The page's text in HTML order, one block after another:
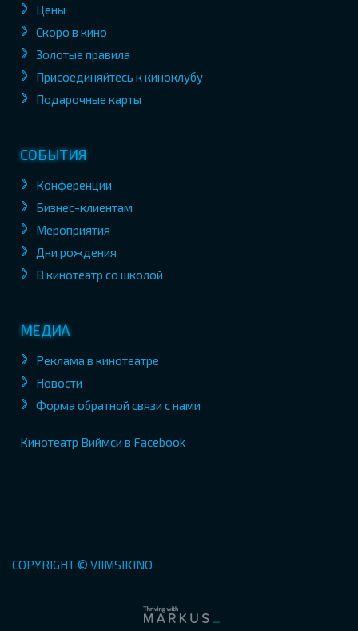
Цены
Скоро в кино
Золотые правила
Присоединяйтесь к киноклубу
Подарочные карты
СОБЫТИЯ
Конференции
Бизнес-клиентам
Мероприятия
Дни рождения
В кинотеатр со школой
МЕДИА
Реклама в кинотеатре
Новости
Форма обратной связи с нами
Кинотеатр Виймси в Facebook
COPYRIGHT © VIIMSIKINO